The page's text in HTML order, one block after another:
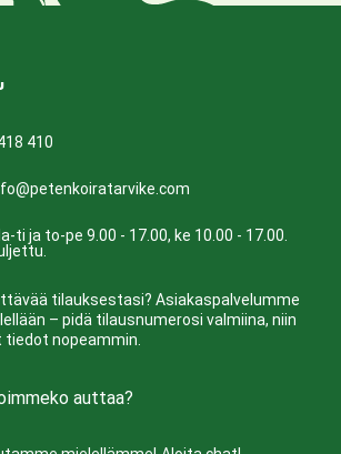
410
ti ja to-pe 9.00 - 17.00, ke 10.00 - 17.00.
tilauksestasi? Asiakaspalvelumme
– pidä tilausnumerosi valmiina, niin
tiedot nopeammin.
auttaa?